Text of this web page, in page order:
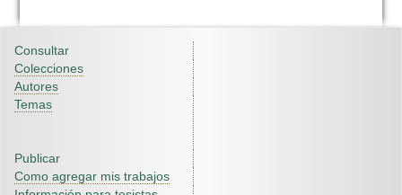
Consultar
Colecciones
Autores
Temas
Publicar
Como agregar mis trabajos